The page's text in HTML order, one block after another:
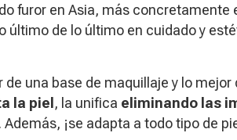
furor en Asia, más concretamente
último de lo último en cuidado y
una base de maquillaje y lo
la piel, la unifica eliminando las
Además, ¡se adapta a todo tipo de